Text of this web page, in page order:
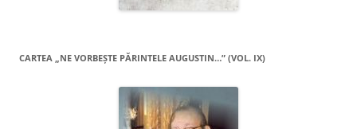
CARTEA „NE VORBEŞTE PĂRINTELE AUGUSTIN…” (VOL. IX)